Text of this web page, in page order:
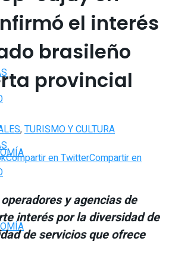
el interés
brasileño
provincial
,TURISMO Y CULTURA
Compartir en TwitterCompartir en
y agencias de
interés por la diversidad de
de servicios que ofrece